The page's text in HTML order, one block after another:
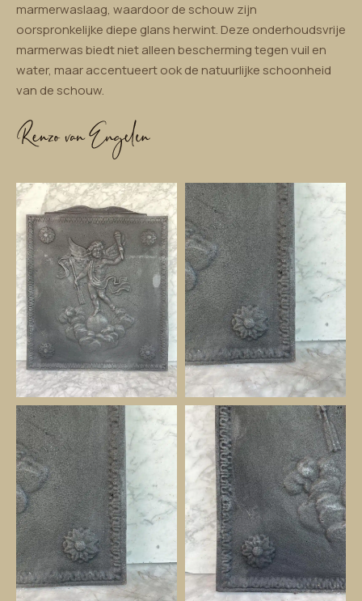
marmerwaslaag, waardoor de schouw zijn
oorspronkelijke diepe glans herwint. Deze onderhoudsvrije
marmerwas biedt niet alleen bescherming tegen vuil en
water, maar accentueert ook de natuurlijke schoonheid
van de schouw.